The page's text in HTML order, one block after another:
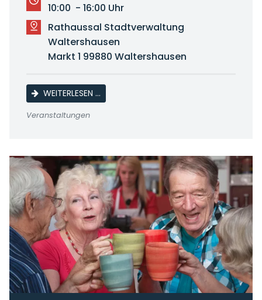
10:00 - 16:00 Uhr
Rathaussal Stadtverwaltung
Waltershausen
Markt 1 99880 Waltershausen
WEITERLESEN …WIE KANN ICH MEINE STASI-AKTE
Veranstaltungen